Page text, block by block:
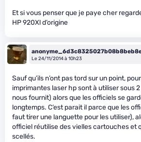
Et si vous penser que je paye cher
HP 920Xl d’origine
Le 24/11/2014 à 10h23
Sauf qu’ils n’ont pas tord sur un point,
imprimantes laser hp sont à utiliser sous 2
nous fournit) alors que les officiels se
longtemps. C’est parait il parce que les
faut tirer une languette pour les utiliser),
officiel réutilise des vielles cartouches et
scellés.